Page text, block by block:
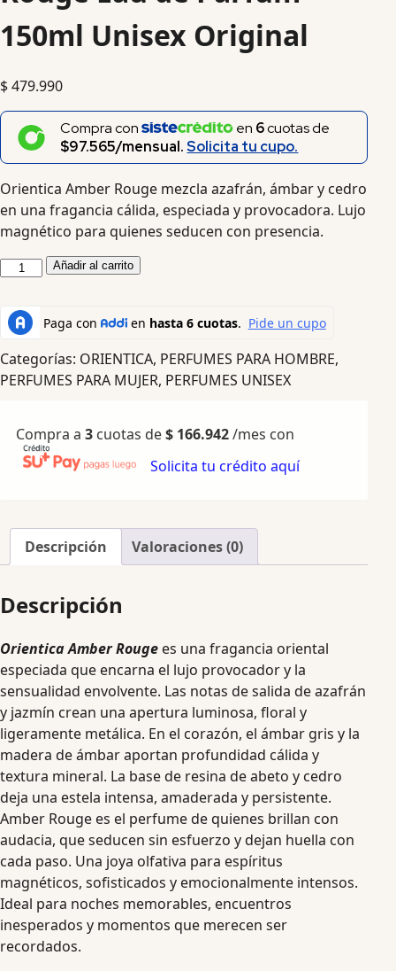
150ml Unisex Original
$479.990
Compra con en 6cuotas de
$97.565/mensual.Solicita tu cupo.
Orientica Amber Rouge mezcla azafrán, ámbar y cedro
en una fragancia cálida, especiada y provocadora. Lujo
magnético para quienes seducen con presencia.
Añadir al carrito
Categorías: ORIENTICA, PERFUMES PARA HOMBRE,
PERFUMES PARA MUJER, PERFUMES UNISEX
Compra a 3 cuotas de$ 166.942/mes con
Solicita tu crédito aquí
Descripción Valoraciones (0)
Descripción
Orientica Amber Rouge es una fragancia oriental
especiada que encarna el lujo provocador y la
sensualidad envolvente. Las notas de salida de azafrán
y jazmín crean una apertura luminosa, floral y
ligeramente metálica. En el corazón, el ámbar gris y la
madera de ámbar aportan profundidad cálida y
textura mineral. La base de resina de abeto y cedro
deja una estela intensa, amaderada y persistente.
Amber Rouge es el perfume de quienes brillan con
audacia, que seducen sin esfuerzo y dejan huella con
cada paso. Una joya olfativa para espíritus
magnéticos, sofisticados y emocionalmente intensos.
Ideal para noches memorables, encuentros
inesperados y momentos que merecen ser
recordados.